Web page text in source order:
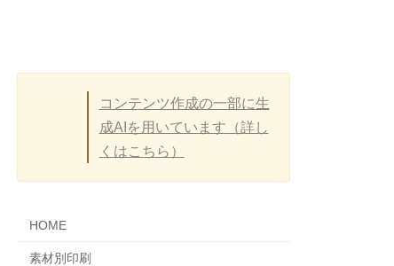
コンテンツ作成の一部に生
成AIを用いています（詳し
くはこちら）
HOME
素材別印刷